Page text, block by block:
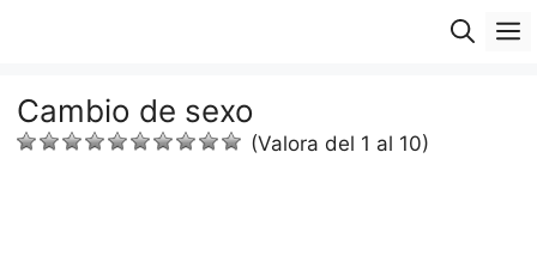
Cambio de sexo
(Valora del 1 al 10)